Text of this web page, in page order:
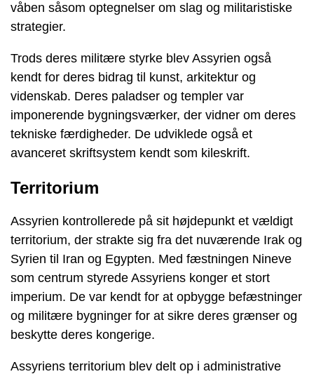
våben såsom ​​optegnelser om slag og militaristiske
strategier.
Trods deres militære styrke blev Assyrien også
kendt for deres bidrag til kunst, arkitektur og
videnskab. Deres paladser og templer var
imponerende bygningsværker, der vidner om deres
tekniske færdigheder. De udviklede også et
avanceret skriftsystem kendt som kileskrift.
Territorium
Assyrien kontrollerede på sit højdepunkt et vældigt
territorium, der strakte sig fra det nuværende Irak og
Syrien til Iran og Egypten. Med fæstningen Nineve
som centrum styrede Assyriens konger et stort
imperium. De var kendt for at opbygge befæstninger
og militære bygninger for at sikre deres grænser og
beskytte deres kongerige.
Assyriens territorium blev delt op i administrative